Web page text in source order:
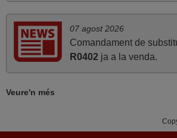
impecable, bona feina, felicitats.
07 agost 2026
Comandament de
R0402 ja a la venda.
Veure'n més